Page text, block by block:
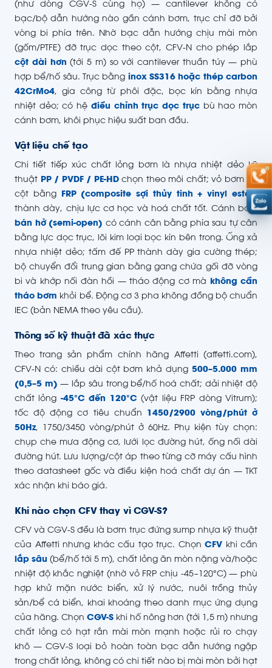
(như dòng CGV-S cùng họ) — cantilever không có
bạc/bộ dẫn hướng nào gần cánh bơm, trục chỉ đỡ bởi
vòng bi phía trên. Nhờ bạc dẫn hướng chịu mài mòn
(gốm/PTFE) đỡ trục dọc theo cột, CFV-N cho phép lắp
cột dài hơn (tới 5 m) so với cantilever thuần túy — phù
hợp bể/hố sâu. Trục bằng inox SS316 hoặc thép carbon
42CrMo4, gia công từ phôi đặc, bọc kín bằng nhựa
nhiệt dẻo; có hệ điều chỉnh trục dọc trụcbù hao mòn
cánh bơm, khôi phục hiệu suất ban đầu.
Vật liệu chế tạo
Chi tiết tiếp xúc chất lỏng bơm là nhựa nhiệt dẻo kỹ
thuật PP / PVDF / PE-HDchọn theo môi chất; vỏ bơm và
cột bằng
FRP (composite sợi thủy tinh + vinyl ester)
thành dày, chịu lực cơ học và hoá chất tốt. Cánh bơm
bán hở (semi-open) có cánh cân bằng phía sau tự cân
bằng lực dọc trục, lõi kim loại bọc kín bên trong. Ống xả
nhựa nhiệt dẻo; tấm đế PP thành dày gia cường thép;
bộ chuyển đổi trung gian bằng gang chứa gối đỡ vòng
bi và khớp nối đàn hồi — tháo động cơ mà không cần
tháo bơm khỏi bể. Động cơ 3 pha không đồng bộ chuẩn
IEC (bản NEMA theo yêu cầu).
Thông số kỹ thuật đã xác thực
Theo trang sản phẩm chính hãng Affetti (affetti.com),
CFV-N có: chiều dài cột bơm khả dụng500–5.000 mm
(0,5–5 m) — lắp sâu trong bể/hố hoá chất; dải nhiệt độ
chất lỏng -45°C đến 120°C (vật liệu FRP dòng Vitrum);
tốc độ động cơ tiêu chuẩn
1450/2900 vòng/phút ở
50Hz, 1750/3450 vòng/phút ở 60Hz. Phụ kiện tùy chọn:
chụp che mưa động cơ, lưới lọc đường hút, ống nối dài
đường hút. Lưu lượng/cột áp theo từng cỡ máy cấu hình
theo datasheet gốc và điều kiện hoá chất dự án — TKT
xác nhận khi báo giá.
Khi nào chọn CFV thay vì CGV-S?
CFV và CGV-S đều là bơm trục đứng sump nhựa kỹ thuật
của Affetti nhưng khác cấu tạo trục. Chọn CFV khi cần
lắp sâu (bể/hố tới 5 m), chất lỏng ăn mòn nặng và/hoặc
nhiệt độ khắc nghiệt (nhờ vỏ FRP chịu -45~120°C) — phù
hợp khử mặn nước biển, xử lý nước, nuôi trồng thủy
sản/bể cá biển, khai khoáng theo danh mục ứng dụng
của hãng. Chọn CGV-S khi hố nông hơn (tới 1,5 m) nhưng
chất lỏng có hạt rắn mài mòn mạnh hoặc rủi ro chạy
khô — CGV-S loại bỏ hoàn toàn bạc dẫn hướng ngập
trong chất lỏng, không có chi tiết nào bị mài mòn bởi hạt